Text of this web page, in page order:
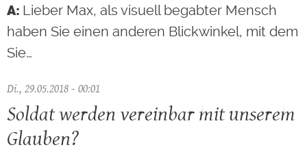
Lieber Max, als visuell begabter Mensch
haben Sie einen anderen Blickwinkel, mit dem
Sie…
Di., 29.05.2018 - 00:01
Soldat werden vereinbar mit unserem
Glauben?